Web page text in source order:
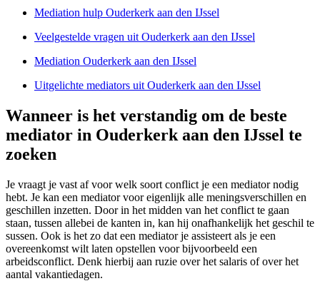
Mediation hulp Ouderkerk aan den IJssel
Veelgestelde vragen uit Ouderkerk aan den IJssel
Mediation Ouderkerk aan den IJssel
Uitgelichte mediators uit Ouderkerk aan den IJssel
Wanneer is het verstandig om de beste
mediator in Ouderkerk aan den IJssel te
zoeken
Je vraagt je vast af voor welk soort conflict je een mediator nodig
hebt. Je kan een mediator voor eigenlijk alle meningsverschillen en
geschillen inzetten. Door in het midden van het conflict te gaan
staan, tussen allebei de kanten in, kan hij onafhankelijk het geschil te
sussen. Ook is het zo dat een mediator je assisteert als je een
overeenkomst wilt laten opstellen voor bijvoorbeeld een
arbeidsconflict. Denk hierbij aan ruzie over het salaris of over het
aantal vakantiedagen.